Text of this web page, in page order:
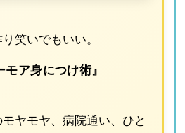
笑いでもいい。
モア身につけ術』
ヤモヤ、病院通い、ひと